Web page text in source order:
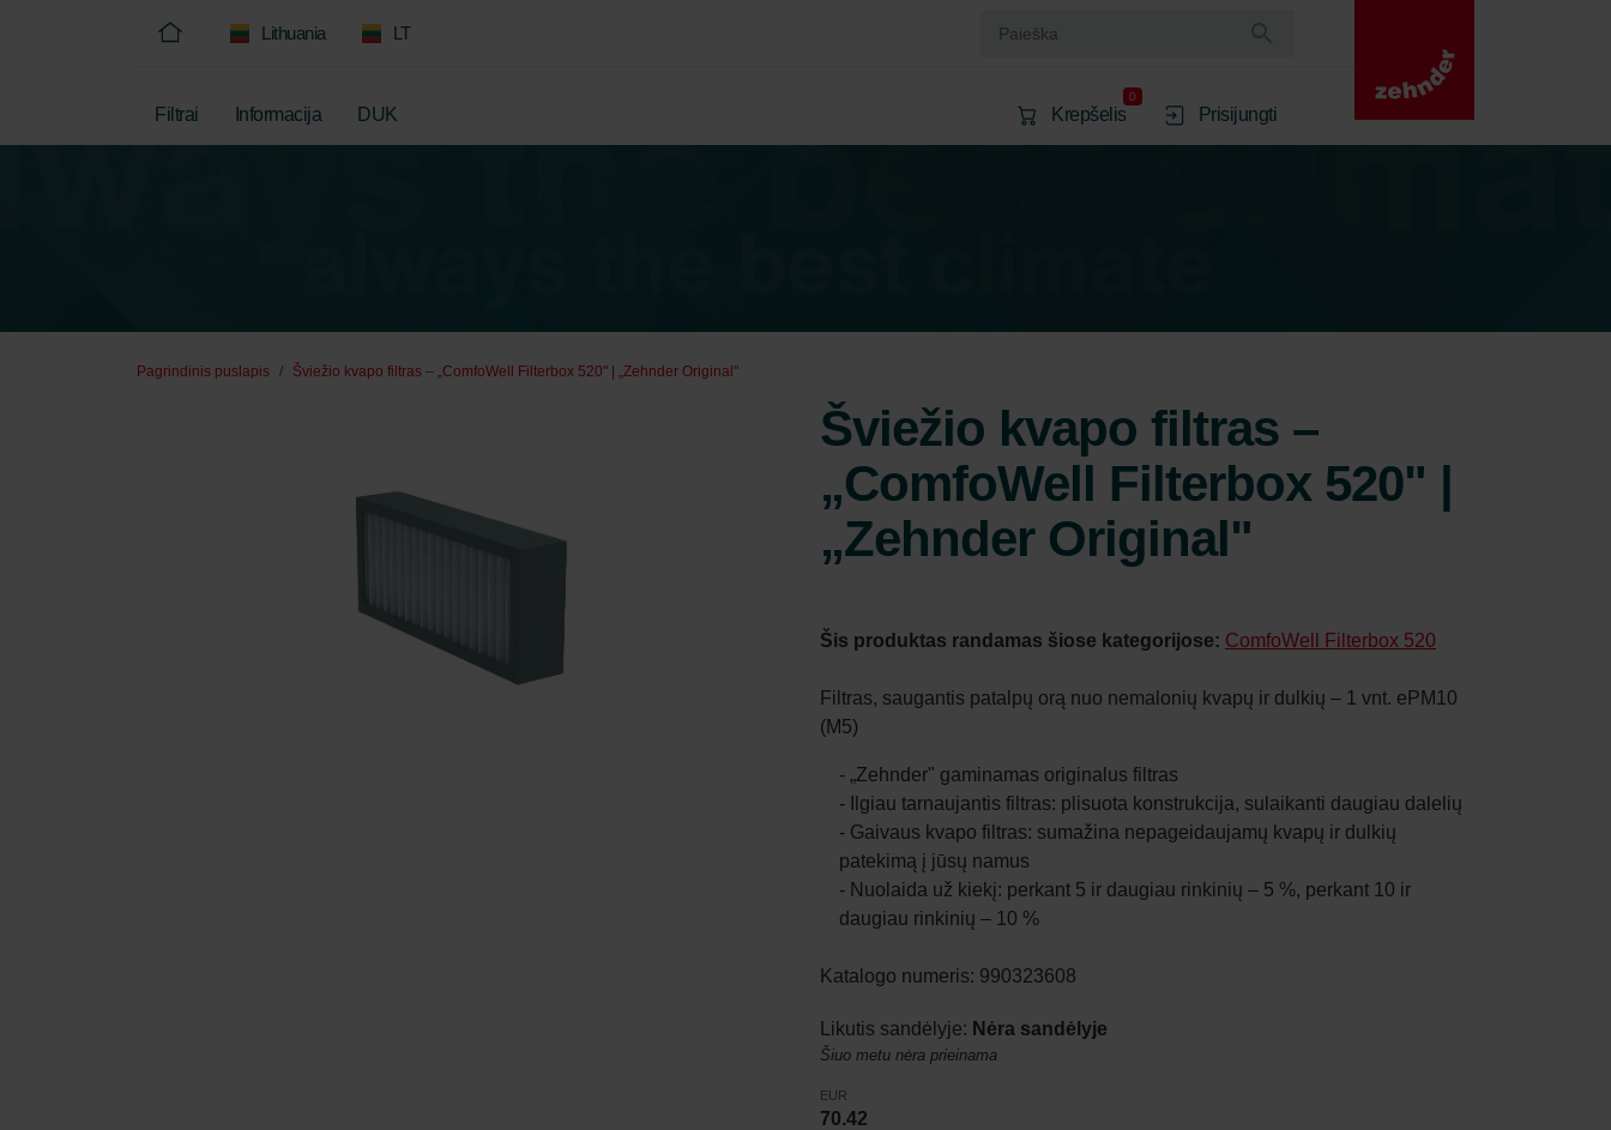
Lithuania LT
Filtrai Informacija DUK Krepšelis
0
Prisijungti
Pagrindinis puslapis Šviežio kvapo filtras – „ComfoWell Filterbox 520" | „Zehnder Original"
Šviežio kvapo filtras –
„ComfoWell Filterbox 520" |
„Zehnder Original"
Šis produktas randamas šiose kategorijose: ComfoWell Filterbox 520
Filtras, saugantis patalpų orą nuo nemalonių kvapų ir dulkių – 1 vnt. ePM10
(M5)
- „Zehnder" gaminamas originalus filtras
- Ilgiau tarnaujantis filtras: plisuota konstrukcija, sulaikanti daugiau dalelių
- Gaivaus kvapo filtras: sumažina nepageidaujamų kvapų ir dulkių
patekimą į jūsų namus
- Nuolaida už kiekį: perkant 5 ir daugiau rinkinių – 5 %, perkant 10 ir
daugiau rinkinių – 10 %
Katalogo numeris: 990323608
Likutis sandėlyje: Nėra sandėlyje
Šiuo metu nėra prieinama
EUR
70.42